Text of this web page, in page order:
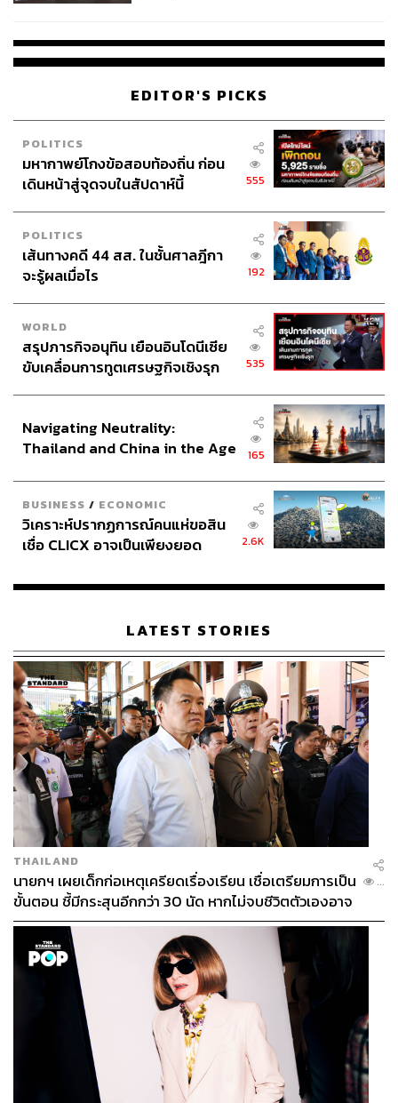
EDITOR'S PICKS
POLITICS
มหากาพย์โกงข้อสอบท้องถิ่น ก่อน
เดินหน้าสู่จุดจบในสัปดาห์นี้
555
POLITICS
เส้นทางคดี 44 สส. ในชั้นศาลฎีกา
จะรู้ผลเมื่อไร
192
WORLD
สรุปภารกิจอนุทิน เยือนอินโดนีเซีย
ขับเคลื่อนการทูตเศรษฐกิจเชิงรุก
535
Navigating Neutrality:
Thailand and China in the Age
165
BUSINESS / ECONOMIC
วิเคราะห์ปรากฏการณ์คนแห่ขอสิน
เชื่อ CLICX อาจเป็นเพียงยอด
เรือนไทยที่ถูกซุกไว้
2.6K
LATEST STORIES
THAILAND
นายกฯ เผยเด็กก่อเหตุเครียดเรื่องเรียน เชื่อเตรียมการเป็น
ขั้นตอน ชี้มีกระสุนอีกกว่า 30 นัด หากไม่จบชีวิตตัวเองอาจ
สูญเสียเพิ่ม
...